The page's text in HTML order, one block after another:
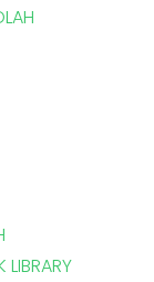
LIBRARY